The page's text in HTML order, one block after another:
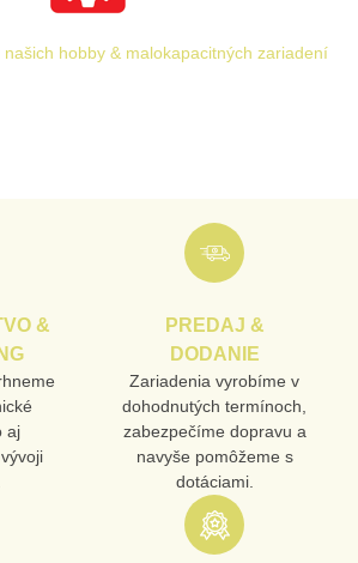
hobby & malokapacitných zariadení
&
aj
PREDAJ &
DODANIE
Zariadenia vyrobíme v
dohodnutých termínoch,
zabezpečíme dopravu a
navyše pomôžeme s
dotáciami.